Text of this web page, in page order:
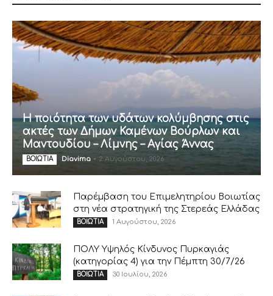
Η ποιότητα των υδάτων κολύμβησης στις
ακτές των Δήμων Καμένων Βούρλων και
Μαντουδίου – Λίμνης – Αγίας Άννας
ΒΟΙΩΤΙΑ Diavima - 2 Αυγούστου, 2026
Παρέμβαση του Επιμελητηρίου Βοιωτίας
στη νέα στρατηγική της Στερεάς Ελλάδας
ΒΟΙΩΤΙΑ 1 Αυγούστου, 2026
ΠΟΛΥ Υψηλός Κίνδυνος Πυρκαγιάς
(κατηγορίας 4) για την Πέμπτη 30/7/26
ΒΟΙΩΤΙΑ 30 Ιουλίου, 2026